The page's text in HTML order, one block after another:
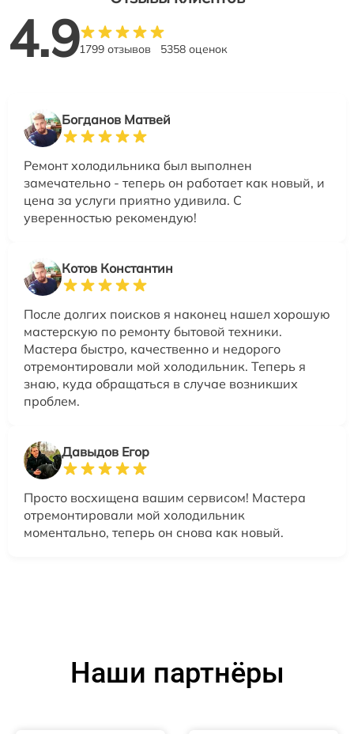
4.91799 отзывов 5358 оценок
Богданов Матвей
Ремонт холодильника был выполнен
замечательно - теперь он работает как новый, и
цена за услуги приятно удивила. С
уверенностью рекомендую!
Котов Константин
После долгих поисков я наконец нашел хорошую
мастерскую по ремонту бытовой техники.
Мастера быстро, качественно и недорого
отремонтировали мой холодильник. Теперь я
знаю, куда обращаться в случае возникших
проблем.
Давыдов Егор
Просто восхищена вашим сервисом! Мастера
отремонтировали мой холодильник
моментально, теперь он снова как новый.
Наши партнёры